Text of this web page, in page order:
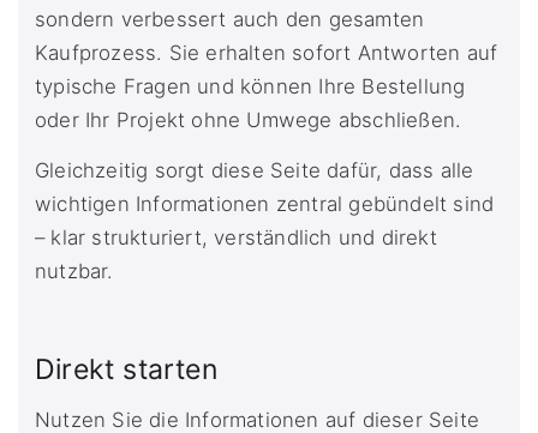
sondern verbessert auch den gesamten
Kaufprozess. Sie erhalten sofort Antworten auf
typische Fragen und können Ihre Bestellung
oder Ihr Projekt ohne Umwege abschließen.
Gleichzeitig sorgt diese Seite dafür, dass alle
wichtigen Informationen zentral gebündelt sind
– klar strukturiert, verständlich und direkt
nutzbar.
Direkt starten
Nutzen Sie die Informationen auf dieser Seite